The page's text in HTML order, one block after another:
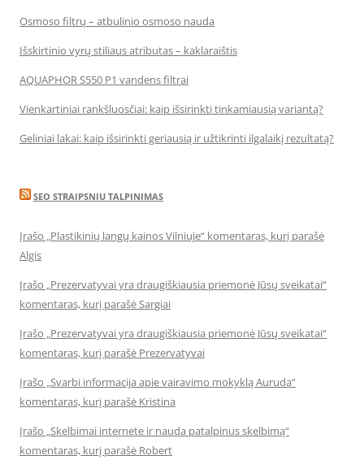
Osmoso filtrų – atbulinio osmoso nauda
Išskirtinio vyrų stiliaus atributas – kaklaraištis
AQUAPHOR S550 P1 vandens filtrai
Vienkartiniai rankšluosčiai: kaip išsirinkti tinkamiausią variantą?
Geliniai lakai: kaip išsirinkti geriausią ir užtikrinti ilgalaikį rezultatą?
SEO STRAIPSNIU TALPINIMAS
Įrašo „Plastikinių langų kainos Vilniuje“ komentaras, kurį parašė
Algis
Įrašo „Prezervatyvai yra draugiškiausia priemonė Jūsų sveikatai“
komentaras, kurį parašė Sargiai
Įrašo „Prezervatyvai yra draugiškiausia priemonė Jūsų sveikatai“
komentaras, kurį parašė Prezervatyvai
Įrašo „Svarbi informacija apie vairavimo mokyklą Auruda“
komentaras, kurį parašė Kristina
Įrašo „Skelbimai internete ir nauda patalpinus skelbimą“
komentaras, kurį parašė Robert